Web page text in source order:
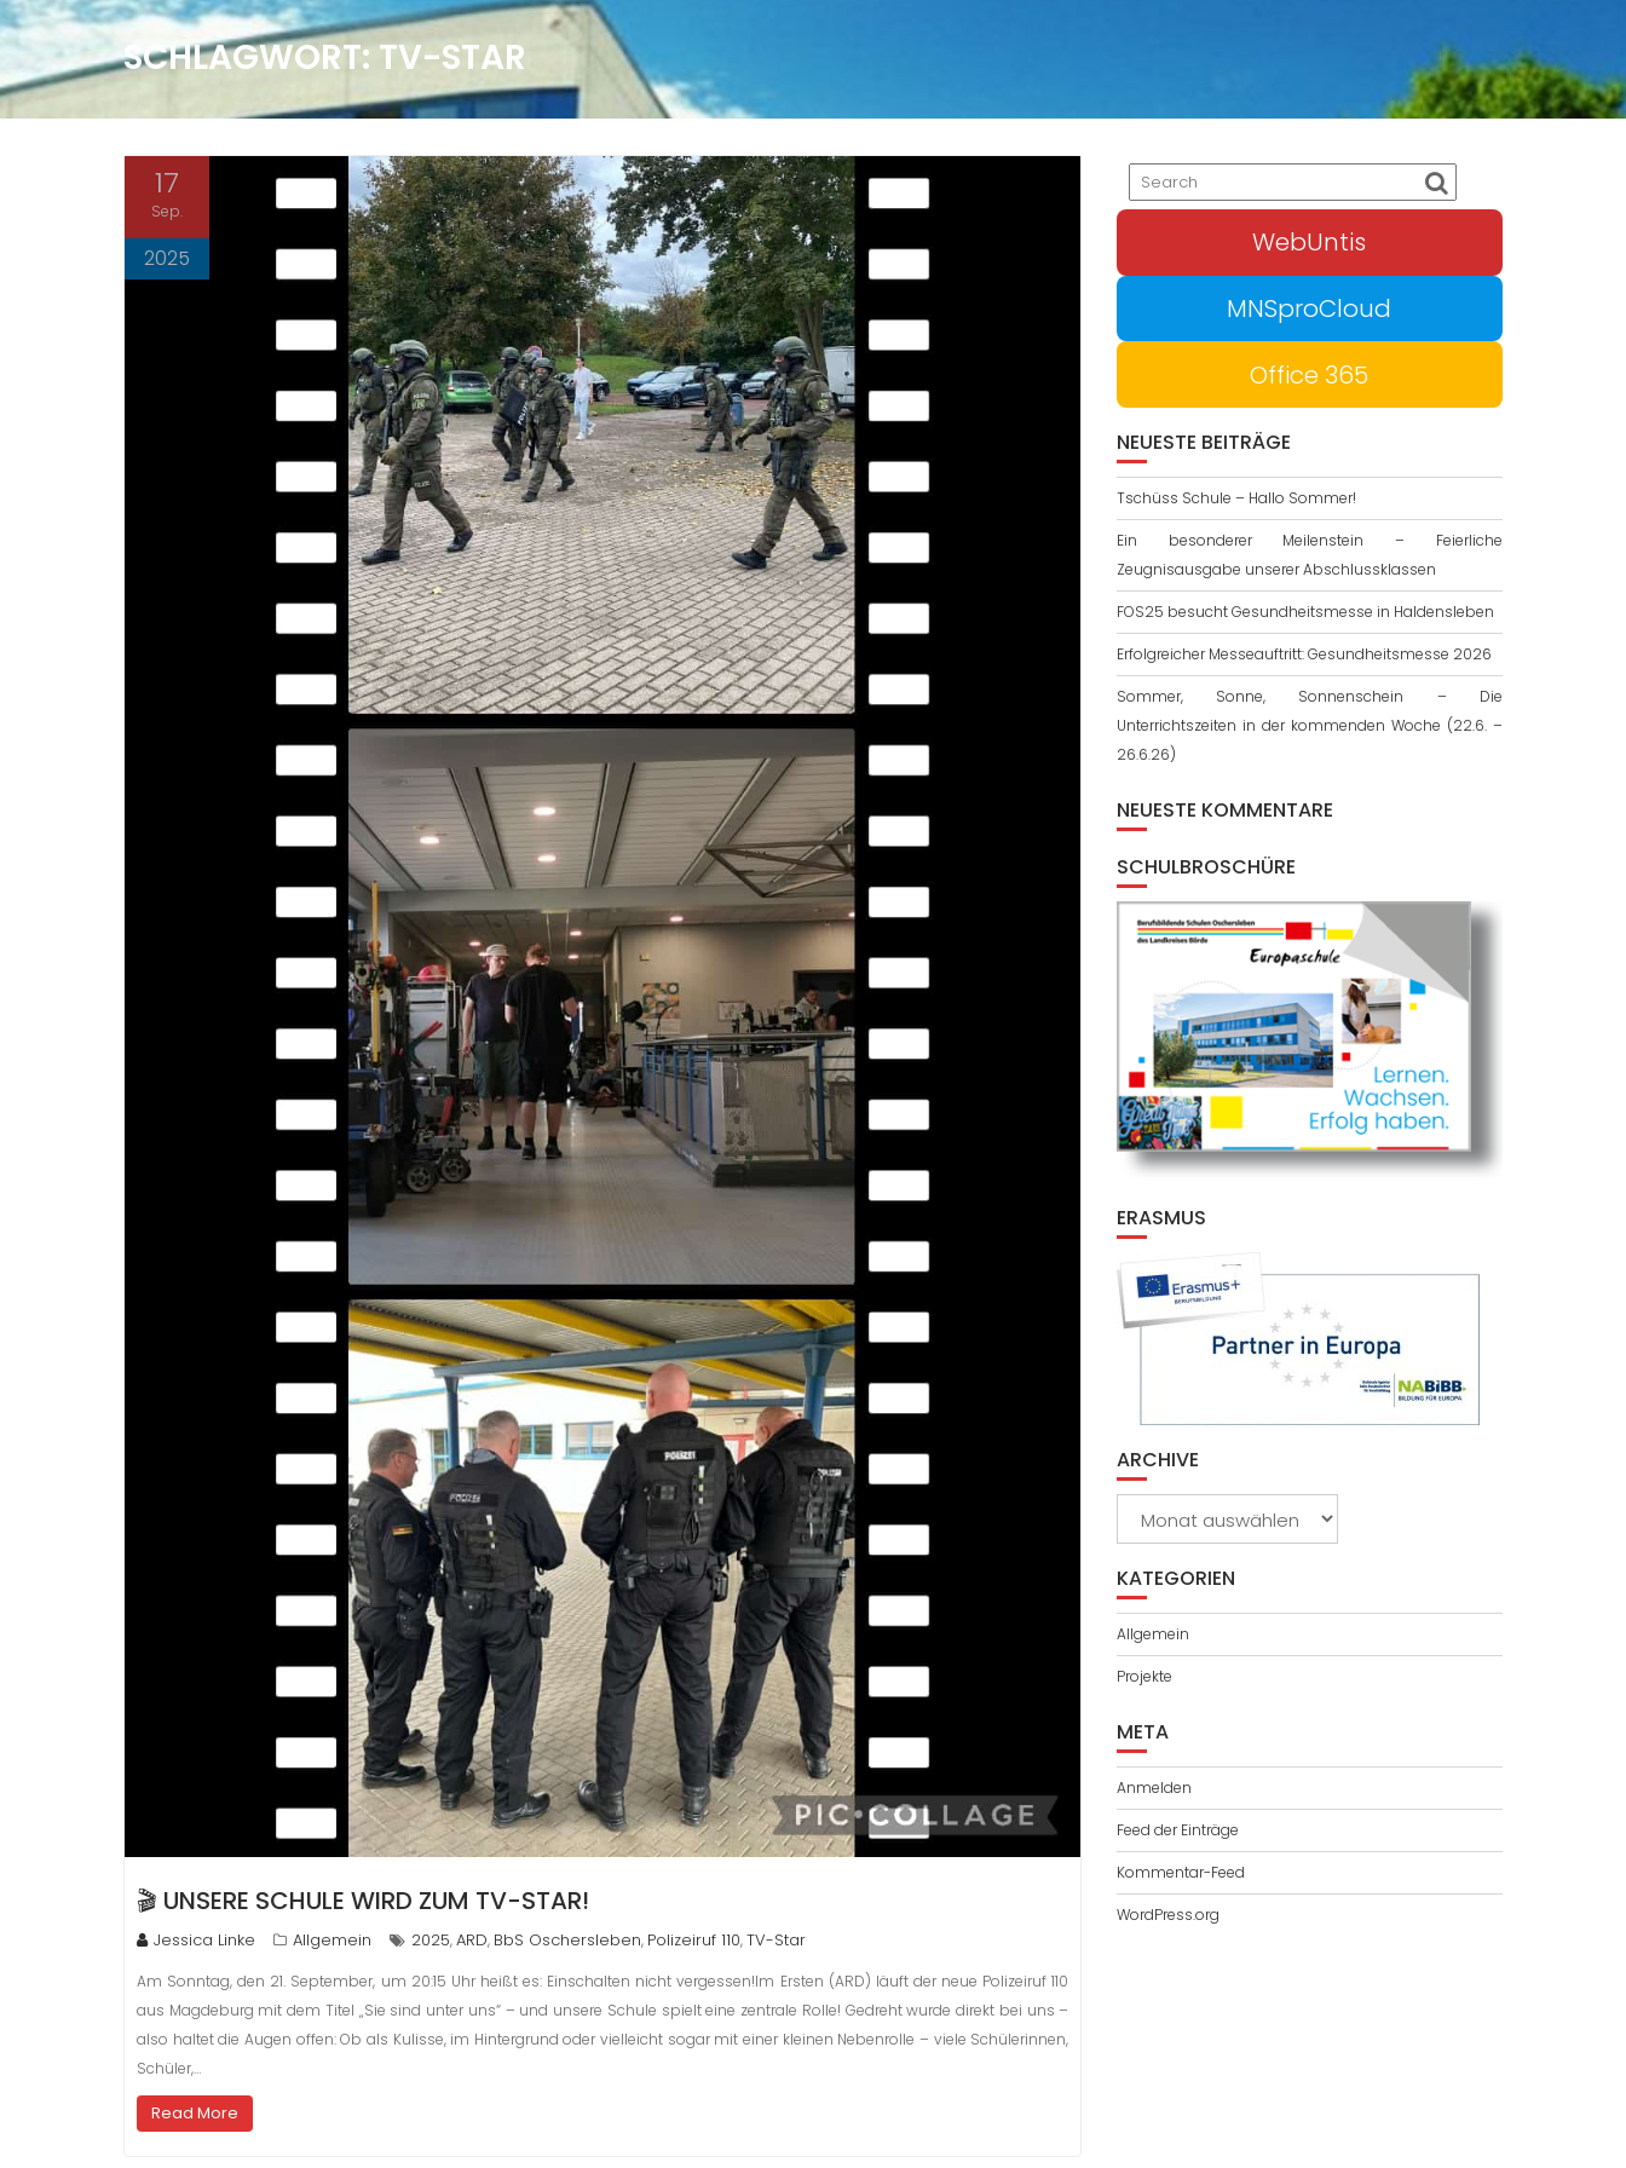
SCHLAGWORT: TV-STAR
17
Sep.
2025
🎬 UNSERE SCHULE WIRD ZUM TV-STAR!
Jessica Linke Allgemein 2025,ARD, BbS Oschersleben, Polizeiruf 110,TV-Star
Am Sonntag, den 21. September, um 20:15 Uhr heißt es: Einschalten nicht vergessen!Im Ersten (ARD) läuft der neue Polizeiruf 110
aus Magdeburg mit dem Titel „Sie sind unter uns“ – und unsere Schule spielt eine zentrale Rolle! Gedreht wurde direkt bei uns –
also haltet die Augen offen: Ob als Kulisse, im Hintergrund oder vielleicht sogar mit einer kleinen Nebenrolle – viele Schülerinnen,
Schüler,…
Read More
WebUntis
MNSproCloud
Office 365
NEUESTE BEITRÄGE
Tschüss Schule – Hallo Sommer!
Ein besonderer Meilenstein – Feierliche
Zeugnisausgabe unserer Abschlussklassen
FOS25 besucht Gesundheitsmesse in Haldensleben
Erfolgreicher Messeauftritt: Gesundheitsmesse 2026
Sommer, Sonne, Sonnenschein – Die
Unterrichtszeiten in der kommenden Woche (22.6. –
26.6.26)
NEUESTE KOMMENTARE
SCHULBROSCHÜRE
ERASMUS
ARCHIVE
KATEGORIEN
Allgemein
Projekte
META
Anmelden
Feed der Einträge
Kommentar-Feed
WordPress.org